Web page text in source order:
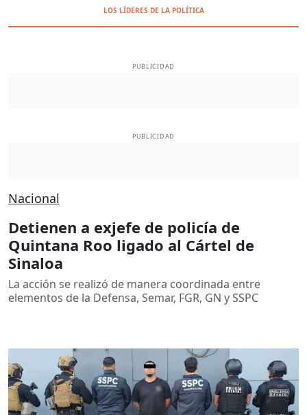
LOS LÍDERES DE LA POLÍTICA
PUBLICIDAD
PUBLICIDAD
Nacional
Detienen a exjefe de policía de
Quintana Roo ligado al Cártel de
Sinaloa
La acción se realizó de manera coordinada entre
elementos de la Defensa, Semar, FGR, GN y SSPC